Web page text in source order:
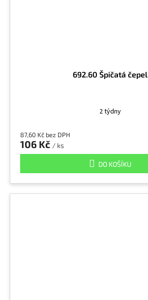
692.60 Špičatá čepel
2 týdny
87,60 Kč bez DPH
106 Kč / ks
DO KOŠÍKU